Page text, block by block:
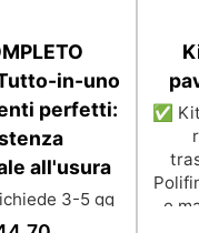
in-uno
perfetti:
all'usura
3-5 gg
per la
✅
e